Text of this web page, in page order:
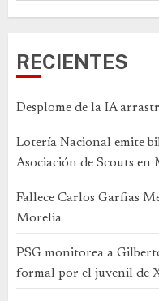
RECIENTES
Desplome de la IA
Lotería Nacional emite
Asociación de Scouts en
Fallece Carlos Garfias
Morelia
PSG monitorea a
formal por el juvenil de